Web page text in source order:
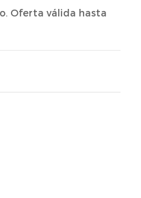
Oferta válida hasta